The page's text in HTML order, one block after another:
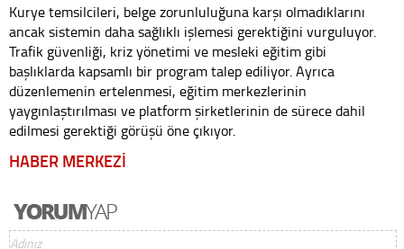
Kurye temsilcileri, belge zorunluluğuna karşı olmadıklarını
ancak sistemin daha sağlıklı işlemesi gerektiğini vurguluyor.
Trafik güvenliği, kriz yönetimi ve mesleki eğitim gibi
başlıklarda kapsamlı bir program talep ediliyor. Ayrıca
düzenlemenin ertelenmesi, eğitim merkezlerinin
yaygınlaştırılması ve platform şirketlerinin de sürece dahil
edilmesi gerektiği görüşü öne çıkıyor.
HABER MERKEZİ